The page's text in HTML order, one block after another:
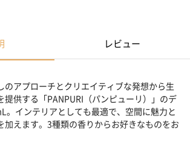
レビュー
のアプローチとクリエイティブな発想から生
提供する「PANPURI（パンピューリ）」のデ
。インテリアとしても最適で、空間に魅力と
加えます。3種類の香りからお好きなものをお